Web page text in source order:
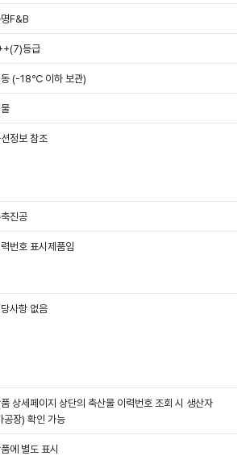
F&B
등급
(-18℃ 이하 보관)
정보 참조
진공
번호 표시제품임
사항 없음
상세페이지 상단의 축산물 이력번호 조회 시 생산자
공장) 확인 가능
에 별도 표시